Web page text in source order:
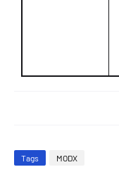
Tags MODX